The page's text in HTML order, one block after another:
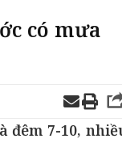
có mưa
đêm 7-10,